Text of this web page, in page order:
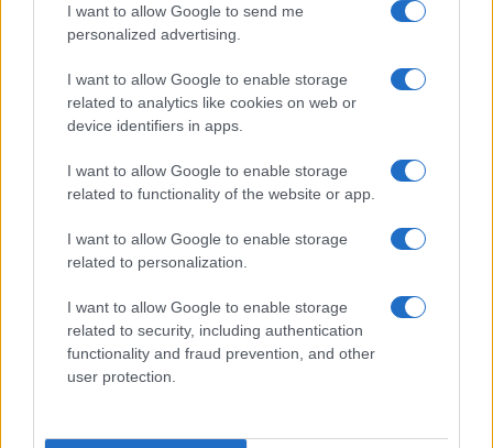
I want to allow Google to send me
personalized advertising.
I want to allow Google to enable storage
related to analytics like cookies on web or
device identifiers in apps.
I want to allow Google to enable storage
related to functionality of the website or app.
I want to allow Google to enable storage
related to personalization.
I want to allow Google to enable storage
related to security, including authentication
functionality and fraud prevention, and other
user protection.
Pistoia Basket 2000 annuncia la partnership con
Ilaria Mauri · 6 Ago 2026